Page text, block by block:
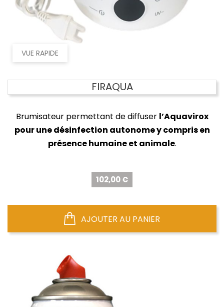
VUE RAPIDE
FIRAQUA
Brumisateur permettant de diffuser l’Aquavirox
pour une désinfection autonome y compris en
présence humaine et animale.
102,00 €
AJOUTER AU PANIER